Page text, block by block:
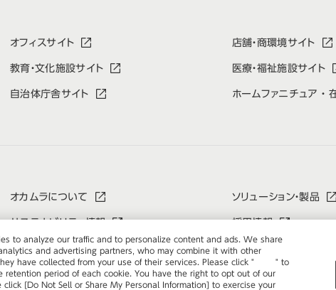
オフィスサイト
教育・文化施設サイト
自治体庁舎サイト
店舗・商環境サイト
医療・福祉施設サイト
ホームファニチュア ・
オカムラについて
サステナビリティ情報
ソリューション・製品
採用情報
ラ
トのご利用について プライバシーポリシー
to analyze our traffic and to personalize content and ads. We share
and advertising partners, who may combine it with other
have collected from your use of their services. Please click "
" to
period of each cookie. You have the right to opt out of our
[Do Not Sell or Share My Personal Information] to exercise your